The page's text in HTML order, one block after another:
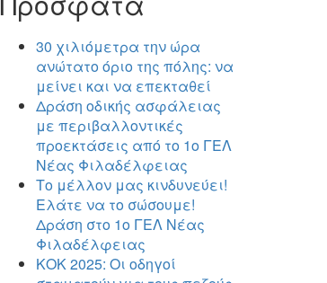
30 χιλιόμετρα την ώρα
ανώτατο όριο της πόλης: να
μείνει και να επεκταθεί
Δράση οδικής ασφάλειας
με περιβαλλοντικές
προεκτάσεις από το 1ο ΓΕΛ
Νέας Φιλαδέλφειας
Το μέλλον μας κινδυνεύει!
Ελάτε να το σώσουμε!
Δράση στο 1ο ΓΕΛ Νέας
Φιλαδέλφειας
ΚΟΚ 2025: Οι οδηγοί